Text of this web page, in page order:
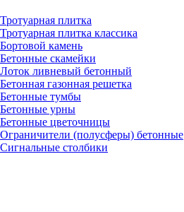
Тротуарная плитка
Тротуарная плитка классика
Бортовой камень
Бетонные скамейки
Лоток ливневый бетонный
Бетонная газонная решетка
Бетонные тумбы
Бетонные урны
Бетонные цветочницы
Ограничители (полусферы) бетонные
Сигнальные столбики